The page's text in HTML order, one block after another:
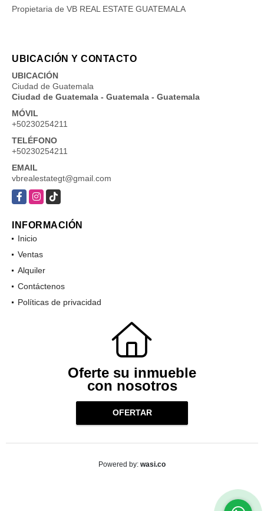
Propietaria de VB REAL ESTATE GUATEMALA
UBICACIÓN Y CONTACTO
UBICACIÓN
Ciudad de Guatemala
Ciudad de Guatemala - Guatemala - Guatemala
MÓVIL
+50230254211
TELÉFONO
+50230254211
EMAIL
vbrealestategt@gmail.com
FacebookInstagram
TikTok
INFORMACIÓN
Inicio
Ventas
Alquiler
Contáctenos
Políticas de privacidad
Oferte su inmueble
con nosotros
OFERTAR
Powered by: wasi.co